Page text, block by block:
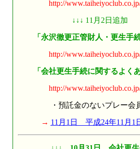
http://www.taiheiyoclub.co.jp/
↓↓↓ 11月2日追加
「永沢徹更正管財人・更生手続
http://www.taiheiyoclub.co.jp/
「会社更生手続に関するよくあ
http://www.taiheiyoclub.co.jp/
・預託金のないプレー会員に
→ 11月1日 平成24年11月1